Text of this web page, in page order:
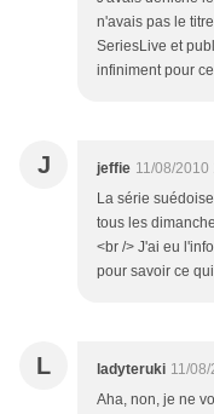
n'avais pas le
SeriesLive et
infiniment pour
J jeffie 11/08/2010
La série
tous les
<br /> J'ai eu
pour savoir ce
L ladyteruki 11/
Aha, non, je ne